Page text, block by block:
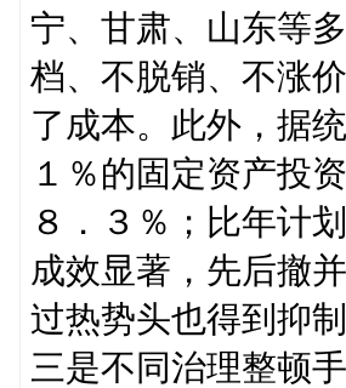
宁、甘肃、山东等
档、不脱销、不涨
了成本。此外，据
１％的固定资产投
８．３％；比年计
成效显著，先后撤
过热势头也得到
三是不同治理整顿